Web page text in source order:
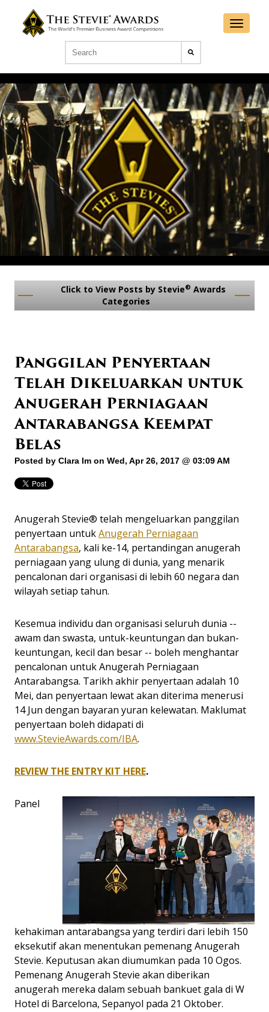
Click to View Posts by Stevie® Awards
Categories
Panggilan Penyertaan
Telah Dikeluarkan untuk
Anugerah Perniagaan
Antarabangsa Keempat
Belas
Posted by Clara Im on Wed, Apr 26, 2017 @ 03:09 AM
Anugerah Stevie® telah mengeluarkan panggilan
penyertaan untukAnugerah Perniagaan
Antarabangsa, kali ke-14, pertandingan anugerah
perniagaan yang ulung di dunia, yang menarik
pencalonan dari organisasi di lebih 60 negara dan
wilayah setiap tahun.
Kesemua individu dan organisasi seluruh dunia --
awam dan swasta, untuk-keuntungan dan bukan-
keuntungan, kecil dan besar -- boleh menghantar
pencalonan untuk Anugerah Perniagaan
Antarabangsa. Tarikh akhir penyertaan adalah 10
Mei, dan penyertaan lewat akan diterima menerusi
14 Jun dengan bayaran yuran kelewatan. Maklumat
penyertaan boleh didapati di
www.StevieAwards.com/IBA.
REVIEW THE ENTRY KIT HERE.
Panel
kehakiman antarabangsa yang terdiri dari lebih 150
eksekutif akan menentukan pemenang Anugerah
Stevie. Keputusan akan diumumkan pada 10 Ogos.
Pemenang Anugerah Stevie akan diberikan
anugerah mereka dalam sebuah bankuet gala di W
Hotel di Barcelona, Sepanyol pada 21 Oktober.